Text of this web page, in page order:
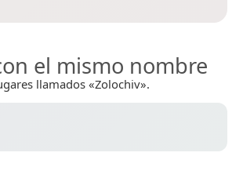
el mismo nombre
llamados «Zolochiv».